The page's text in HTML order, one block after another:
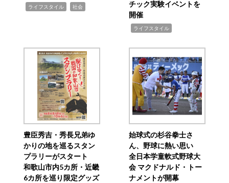
ライフスタイル 社会
チック実験イベントを
開催
ライフスタイル
豊臣秀吉・秀長兄弟ゆ
かりの地を巡るスタン
プラリーがスタート
和歌山市内5カ所・近畿
6カ所を巡り限定グッズ
始球式の杉谷拳士さ
ん、野球に熱い思い
全日本学童軟式野球大
会 マクドナルド・トー
ナメントが開幕